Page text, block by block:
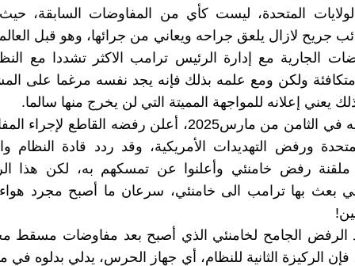
المتحدة، ليست کأي من المفاوضات السابقة، حيث
جريح لازال يلعق جراحه ويعاني من جرائها، وهو قبل
الجارية مع إدارة الرئيس ترامب الاکثر تشددا مع
ولکن ومع علمه بذلك فإنه يجد نفسه مرغما على
يعني إعلانه للمواجهة المميتة التي لن يخرج منها سالما.
الولي الفقيه في الثامن من مارس2025، أعلن رفضه القاطع
ورفض التهديدات الأمريكية، وقد ردد قادة النظام
ملقنة رفض خامنئي وأعلنوا عن تمسکهم به، لکن هذا
بعث بها ترامب الى خامنئي، سرعان ما أصبح مجرد
الرفض الجامح لخامنئي الذي أصبح بعد مفاوضات مسقط
الرکيزة الثانية للنظام، أي جهاز الحرس، يدلي بدلوه في